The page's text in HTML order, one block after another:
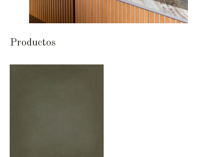
Productos